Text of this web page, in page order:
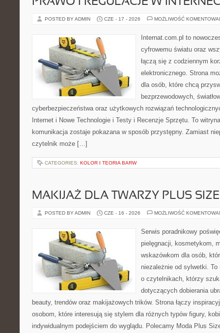
POSTED BY ADMIN CZE - 17 - 2026 MOŻLIWOŚĆ
Internat.com.pl to
cyfrowemu światu oraz
łączą się z codziennym
elektronicznego. Strona
dla osób, które chcą
bezprzewodowych,
cyberbezpieczeństwa oraz użytkowych rozwiązań
Internet i Nowe Technologie i Testy i Recenzje Sprzętu. To
komunikacja zostaje pokazana w sposób przystępny. Zamiast
czytelnik może […]
CATEGORIES: KOLOR I TEORIA BARW
MAKIJAŻ DLA TWARZY PLUS SIZE
POSTED BY ADMIN CZE - 16 - 2026 MOŻLIWOŚĆ
Serwis poradnikowy
pielęgnacji, kosmetykom,
wskazówkom dla osób,
niezależnie od sylwetki.
o czytelnikach, którzy
dotyczących dobierania
beauty, trendów oraz makijażowych trików. Strona łączy
osobom, które interesują się stylem dla różnych typów figury,
indywidualnym podejściem do wyglądu. Polecamy Moda Plus